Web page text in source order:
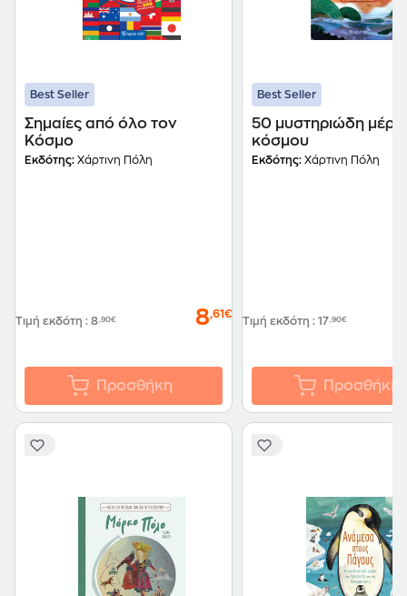
Best Seller
Σημαίες από όλο τον
Κόσμο
Εκδότης: Χάρτινη Πόλη
Τιμή εκδότη : 8,90€ 8,61€
Προσθήκη
Best Seller
50 μυστηριώδη μέρη
κόσμου
Εκδότης: Χάρτινη Πόλη
Τιμή εκδότη : 17,90€
Προσθήκη